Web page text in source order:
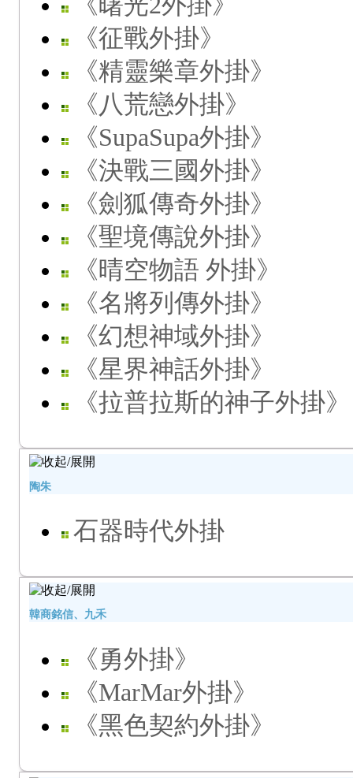
《征戰外掛》
《精靈樂章外掛》
《八荒戀外掛》
《SupaSupa外掛》
《決戰三國外掛》
《劍狐傳奇外掛》
《聖境傳說外掛》
《晴空物語 外掛》
《名將列傳外掛》
《幻想神域外掛》
《星界神話外掛》
《拉普拉斯的神子外掛》
陶朱
石器時代外掛
韓商銘信、九禾
《勇外掛》
《MarMar外掛》
《黑色契約外掛》